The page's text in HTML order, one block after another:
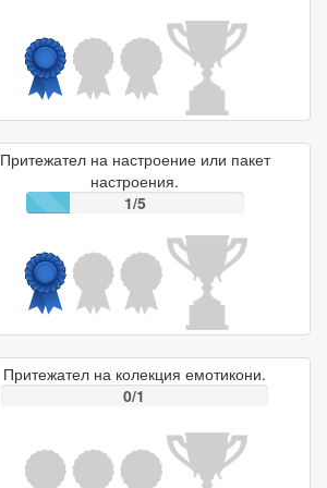
Притежател на настроение или пакет
настроения.
1/5
Притежател на колекция емотикони.
0/1